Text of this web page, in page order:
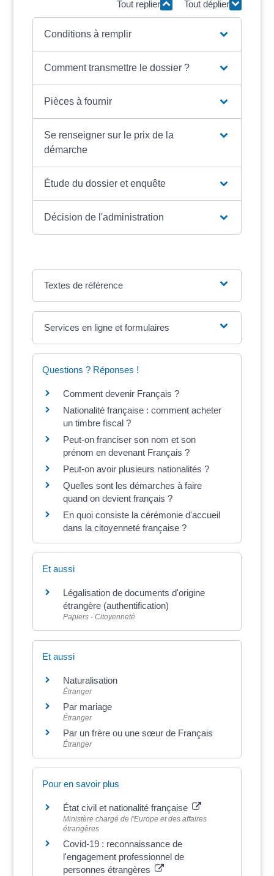
Tout replier Tout déplier
Conditions à remplir
Comment transmettre le dossier ?
Pièces à fournir
Se renseigner sur le prix de la
démarche
Étude du dossier et enquête
Décision de l'administration
Textes de référence
Services en ligne et formulaires
Questions ? Réponses !
Comment devenir Français ?
Nationalité française : comment acheter
un timbre fiscal ?
Peut-on franciser son nom et son
prénom en devenant Français ?
Peut-on avoir plusieurs nationalités ?
Quelles sont les démarches à faire
quand on devient français ?
En quoi consiste la cérémonie d'accueil
dans la citoyenneté française ?
Et aussi
Légalisation de documents d'origine
étrangère (authentification)
Papiers - Citoyenneté
Et aussi
Naturalisation
Étranger
Par mariage
Étranger
Par un frère ou une sœur de Français
Étranger
Pour en savoir plus
État civil et nationalité française
Ministère chargé de l'Europe et des affaires
étrangères
Covid-19 : reconnaissance de
l'engagement professionnel de
personnes étrangères